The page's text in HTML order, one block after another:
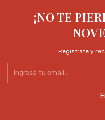
¡NO TE
Registrate y